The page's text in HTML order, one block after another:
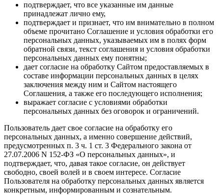
подтверждает, что все указанные им данные
принадлежат лично ему,
подтверждает и признает, что им внимательно в полном
объеме прочитано Соглашение и условия обработки его
персональных данных, указываемых им в полях форм
обратной связи, текст соглашения и условия обработки
персональных данных ему понятны;
дает согласие на обработку Сайтом предоставляемых в
составе информации персональных данных в целях
заключения между ним и Сайтом настоящего
Соглашения, а также его последующего исполнения;
выражает согласие с условиями обработки
персональных данных без оговорок и ограничений.
Пользователь дает свое согласие на обработку его
персональных данных, а именно совершение действий,
предусмотренных п. 3 ч. 1 ст. 3 Федерального закона от
27.07.2006 N 152-ФЗ «О персональных данных», и
подтверждает, что, давая такое согласие, он действует
свободно, своей волей и в своем интересе. Согласие
Пользователя на обработку персональных данных является
конкретным, информированным и сознательным.